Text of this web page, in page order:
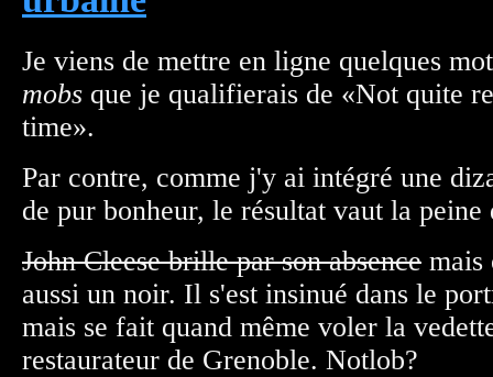
Je viens de mettre en ligne quelques
mobs que je qualifierais de «Not quite
time».
Par contre, comme j'y ai intégré une
de pur bonheur, le résultat vaut la peine
John Cleese brille par son absence mais
aussi un noir. Il s'est insinué dans le
mais se fait quand même voler la
restaurateur de Grenoble. Notlob?